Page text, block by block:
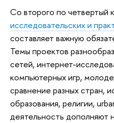
Со второго по четвертый
исследовательских и
составляет важную
Темы проектов
сетей, интернет-
компьютерных игр,
сравнение разных стран,
образования, религии,
деятельность дополняют